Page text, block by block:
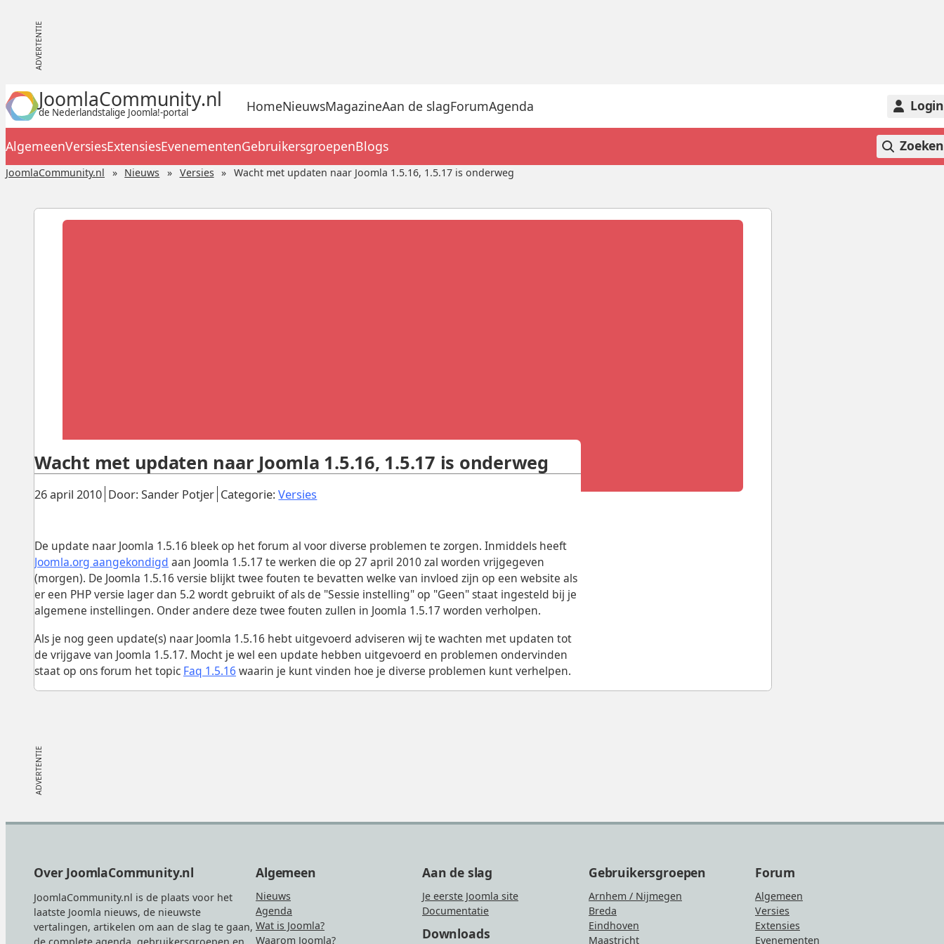
JoomlaCommunity.nl
de Nederlandstalige Joomla!-portal HomeNieuwsMagazineAan de slagForumAgenda Login
AlgemeenVersiesExtensiesEvenementenGebruikersgroepenBlogs Zoeken
JoomlaCommunity.nl Nieuws Versies Wacht met updaten naar Joomla 1.5.16, 1.5.17 is onderweg
Gepubliceerd:
26 april 2010. Door: Sander Potjer. Categorie:Versies
Wacht met updaten naar Joomla 1.5.16, 1.5.17 is onderweg
De update naar Joomla 1.5.16 bleek op het forum al voor diverse problemen te zorgen. Inmiddels heeft
Joomla.org aangekondigd aan Joomla 1.5.17 te werken die op 27 april 2010 zal worden vrijgegeven
(morgen). De Joomla 1.5.16 versie blijkt twee fouten te bevatten welke van invloed zijn op een website als
er een PHP versie lager dan 5.2 wordt gebruikt of als de "Sessie instelling" op "Geen" staat ingesteld bij je
algemene instellingen. Onder andere deze twee fouten zullen in Joomla 1.5.17 worden verholpen.
Als je nog geen update(s) naar Joomla 1.5.16 hebt uitgevoerd adviseren wij te wachten met updaten tot
de vrijgave van Joomla 1.5.17. Mocht je wel een update hebben uitgevoerd en problemen ondervinden
staat op ons forum het topic Faq 1.5.16 waarin je kunt vinden hoe je diverse problemen kunt verhelpen.
Over JoomlaCommunity.nl
JoomlaCommunity.nl is de plaats voor het
laatste Joomla nieuws, de nieuwste
vertalingen, artikelen om aan de slag te gaan,
Algemeen
Nieuws
Agenda
Wat is Joomla?
Waarom Joomla?
Aan de slag
Je eerste Joomla site
Documentatie
Downloads
Gebruikersgroepen
Arnhem / Nijmegen
Breda
Eindhoven
Maastricht
Forum
Algemeen
Versies
Extensies
Evenementen